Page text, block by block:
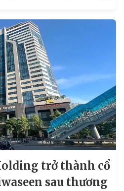
trở thành cổ
sau thương